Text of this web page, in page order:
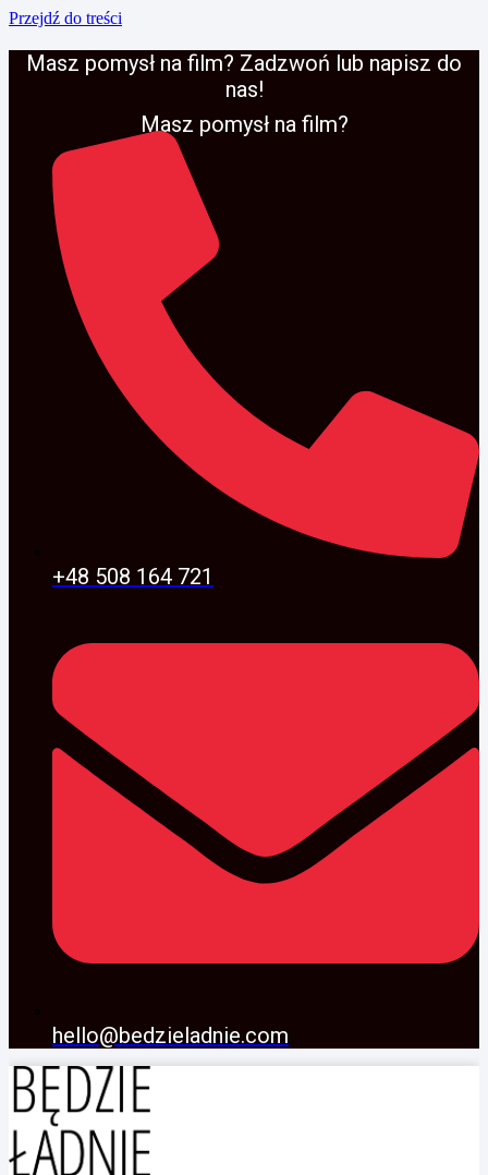
Przejdź do treści
Masz pomysł na film? Zadzwoń lub napisz do
nas!
Masz pomysł na film?
+48 508 164 721
hello@bedzieladnie.com